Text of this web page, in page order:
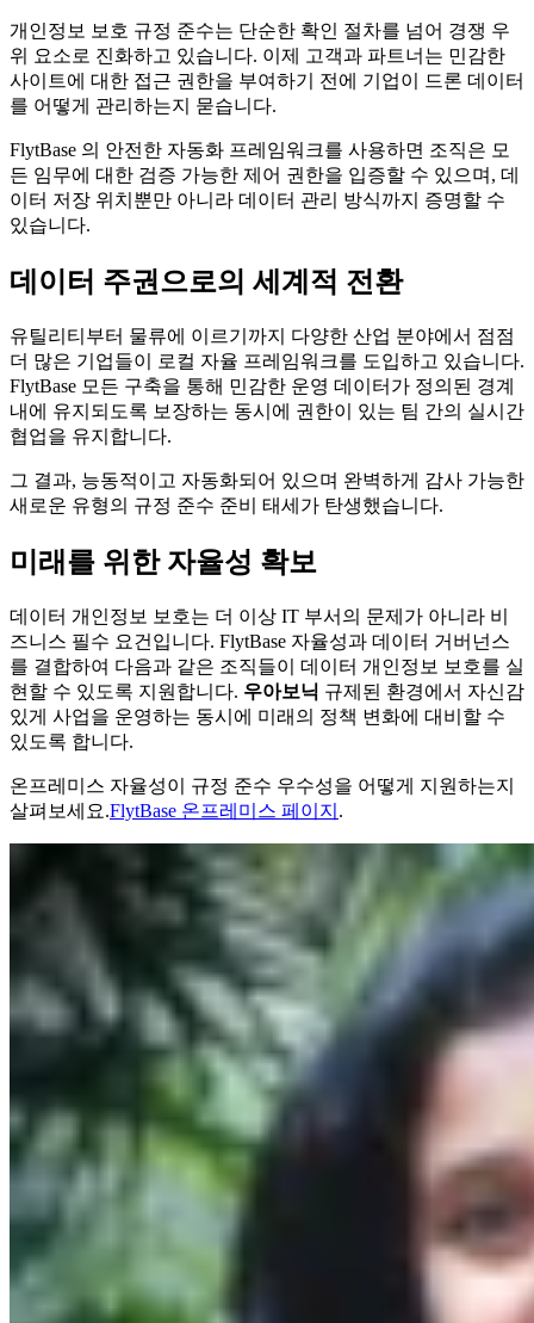
개인정보 보호 규정 준수는 단순한 확인 절차를 넘어 경쟁 우
위 요소로 진화하고 있습니다. 이제 고객과 파트너는 민감한
사이트에 대한 접근 권한을 부여하기 전에 기업이 드론 데이터
를 어떻게 관리하는지 묻습니다.
FlytBase 의 안전한 자동화 프레임워크를 사용하면 조직은 모
든 ​​임무에 대한 검증 가능한 제어 권한을 입증할 수 있으며, 데
이터 저장 위치뿐만 아니라 데이터 관리 방식까지 증명할 수
있습니다.
데이터 주권으로의 세계적 전환
유틸리티부터 물류에 이르기까지 다양한 산업 분야에서 점점
더 많은 기업들이 로컬 자율 프레임워크를 도입하고 있습니다.
FlytBase 모든 구축을 통해 민감한 운영 데이터가 정의된 경계
내에 유지되도록 보장하는 동시에 권한이 있는 팀 간의 실시간
협업을 유지합니다.
그 결과, 능동적이고 자동화되어 있으며 완벽하게 감사 가능한
새로운 유형의 규정 준수 준비 태세가 탄생했습니다.
미래를 위한 자율성 확보
데이터 개인정보 보호는 더 이상 IT 부서의 문제가 아니라 비
즈니스 필수 요건입니다. FlytBase 자율성과 데이터 거버넌스
를 결합하여 다음과 같은 조직들이 데이터 개인정보 보호를 실
현할 수 있도록 지원합니다. 우아보닉 규제된 환경에서 자신감
있게 사업을 운영하는 동시에 미래의 정책 변화에 대비할 수
있도록 합니다.
온프레미스 자율성이 규정 준수 우수성을 어떻게 지원하는지
살펴보세요.FlytBase 온프레미스 페이지 .